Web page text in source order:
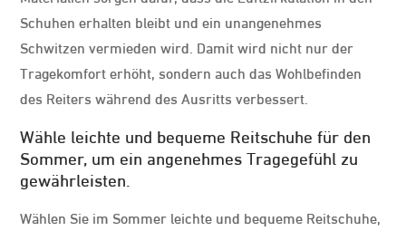
Schuhen erhalten bleibt und ein unangenehmes
Schwitzen vermieden wird. Damit wird nicht nur der
Tragekomfort erhöht, sondern auch das Wohlbefinden
des Reiters während des Ausritts verbessert.
Wähle leichte und bequeme Reitschuhe für den
Sommer, um ein angenehmes Tragegefühl zu
gewährleisten.
Wählen Sie im Sommer leichte und bequeme Reitschuhe,